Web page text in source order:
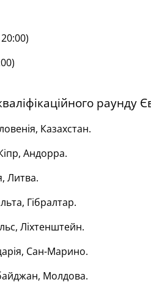
раунду
Казахстан.
Андорра.
Литва.
Гібралтар.
Ліхтенштейн.
Сан-Марино.
Молдова.